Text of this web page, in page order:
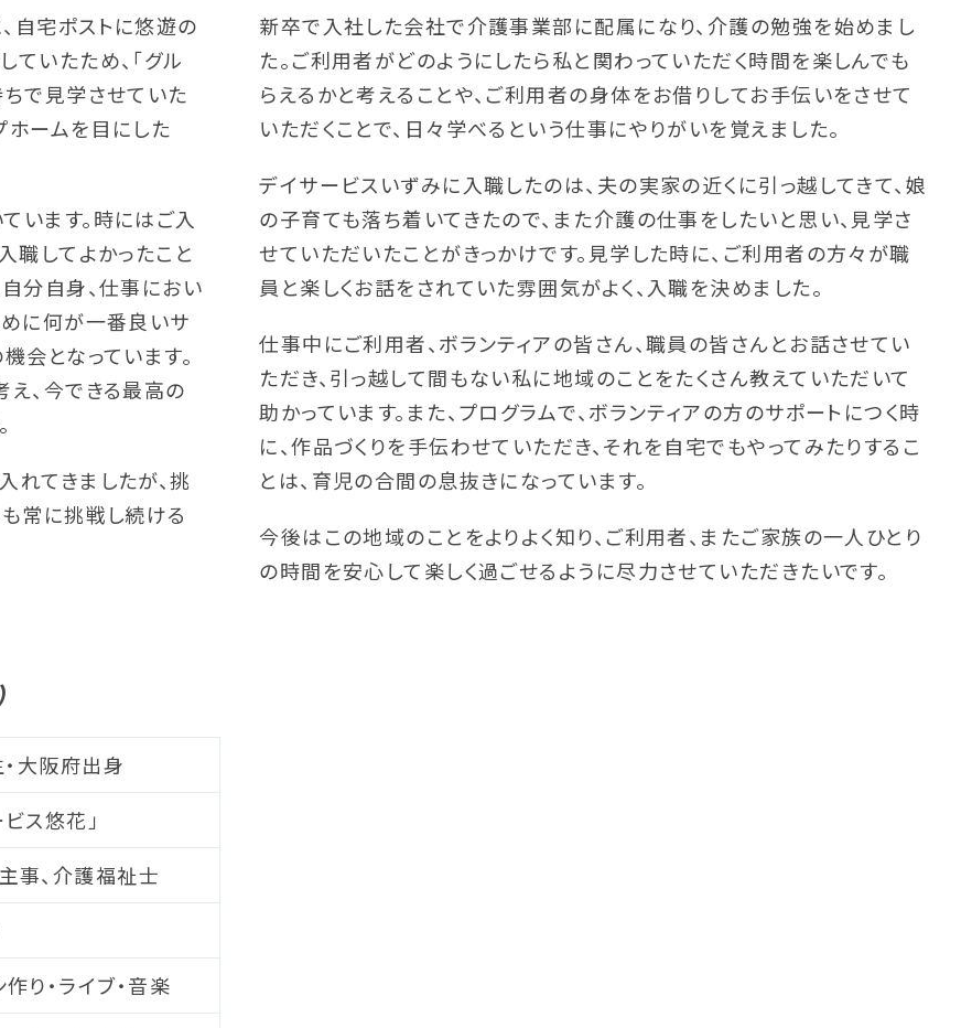
自宅ポストに悠遊の
いたため、「グル
で見学させていた
ホームを目にした
います。時にはご入
職してよかったこと
分自身、仕事におい
めに何が一番良いサ
会となっています。
、今できる最高の
れてきましたが、挑
常に挑戦し続ける
新卒で入社した会社で介護事業部に配属になり、介護の勉強を始めまし
た。ご利用者がどのようにしたら私と関わっていただく時間を楽しんでも
らえるかと考えることや、ご利用者の身体をお借りしてお手伝いをさせて
いただくことで、日々学べるという仕事にやりがいを覚えました。
デイサービスいずみに入職したのは、夫の実家の近くに引っ越してきて、娘
の子育ても落ち着いてきたので、また介護の仕事をしたいと思い、見学さ
せていただいたことがきっかけです。見学した時に、ご利用者の方々が職
員と楽しくお話をされていた雰囲気がよく、入職を決めました。
仕事中にご利用者、ボランティアの皆さん、職員の皆さんとお話させてい
ただき、引っ越して間もない私に地域のことをたくさん教えていただいて
助かっています。また、プログラムで、ボランティアの方のサポートにつく時
に、作品づくりを手伝わせていただき、それを自宅でもやってみたりするこ
とは、育児の合間の息抜きになっています。
今後はこの地域のことをよりよく知り、ご利用者、またご家族の一人ひとり
の時間を安心して楽しく過ごせるように尽力させていただきたいです。
大阪府出身
ス悠花」
事、介護福祉士
り・ライブ・音楽